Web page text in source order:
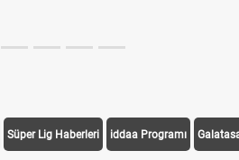
Süper Lig Haberleri iddaa Programı